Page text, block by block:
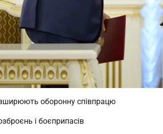
оборонну співпрацю
і боєприпасів